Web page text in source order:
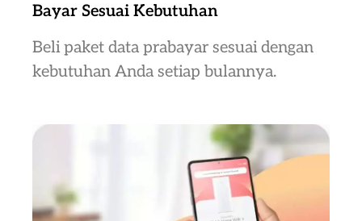
Bayar Sesuai Kebutuhan
Beli paket data prabayar sesuai dengan
kebutuhan Anda setiap bulannya.